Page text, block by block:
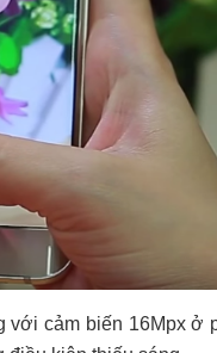
cảm biến 16Mpx ở